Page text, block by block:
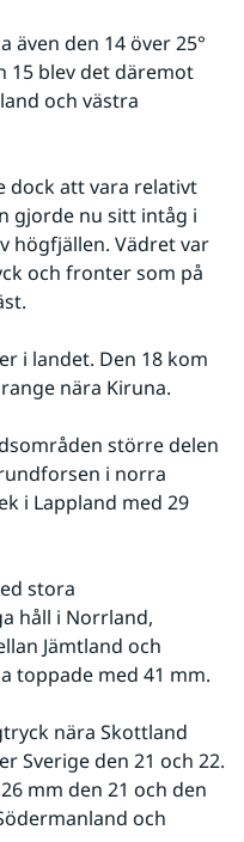
den 14 över 25°
15 blev det däremot
och västra
dock att vara relativt
gjorde nu sitt intåg i
högfjällen. Vädret var
och fronter som på
i landet. Den 18 kom
nära Kiruna.
större delen
i norra
i Lappland med 29
stora
håll i Norrland,
Jämtland och
toppade med 41 mm.
nära Skottland
Sverige den 21 och 22.
mm den 21 och den
och